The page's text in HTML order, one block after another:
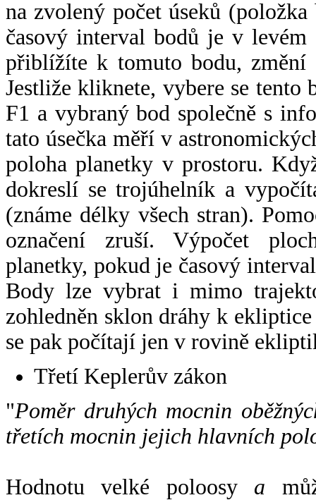
na zvolený počet úseků
časový interval bodů je v
přiblížíte k tomuto bodu,
Jestliže kliknete, vybere se tento
F1 a vybraný bod společně s
tato úsečka měří v
poloha planetky v prostoru.
dokreslí se trojúhelník a
(známe délky všech stran).
označení zruší. Výpočet
planetky, pokud je časový
Body lze vybrat i mimo
zohledněn sklon dráhy k
se pak počítají jen v rovině
Třetí Keplerův zákon
"Poměr druhých mocnin
třetích mocnin jejich hlavních
Hodnotu velké poloosy a